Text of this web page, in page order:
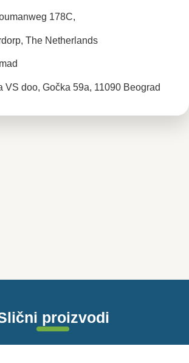
178C,
The Netherlands
VS doo, Gočka 59a, 11090 Beograd
proizvodi